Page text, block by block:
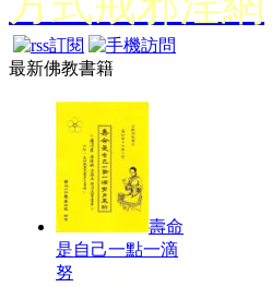
最新佛教書籍
壽命
是自己一點一滴
努